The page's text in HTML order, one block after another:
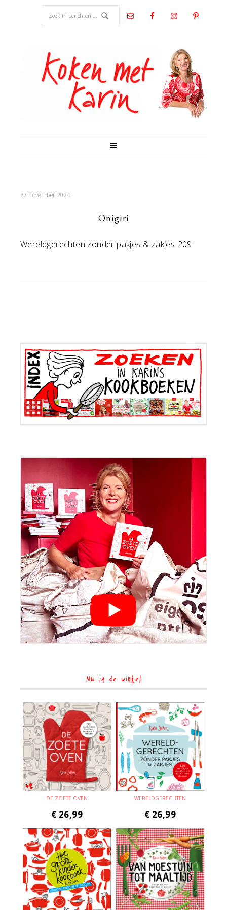
27 november 2024
Onigiri
Wereldgerechten zonder pakjes & zakjes-209
Primaire
Sidebar
Nu in de winkel
DE ZOETE OVEN
€ 26,99
WERELDGERECHTEN
€ 26,99